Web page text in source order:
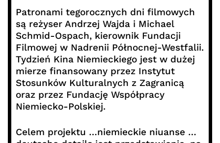
Patronami tegorocznych dni filmowych
są reżyser Andrzej Wajda i Michael
Schmid-Ospach, kierownik Fundacji
Filmowej w Nadrenii Północnej-Westfalii.
Tydzień Kina Niemieckiego jest w dużej
mierze finansowany przez Instytut
Stosunków Kulturalnych z Zagranicą
oraz przez Fundację Współpracy
Niemiecko-Polskiej.
Celem projektu …niemieckie niuanse …